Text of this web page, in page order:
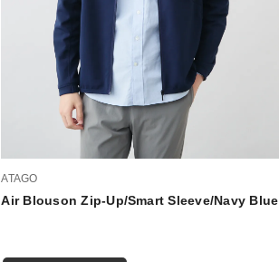
ATAGO
Air Blouson Zip-Up/Smart Sleeve/Navy Blue